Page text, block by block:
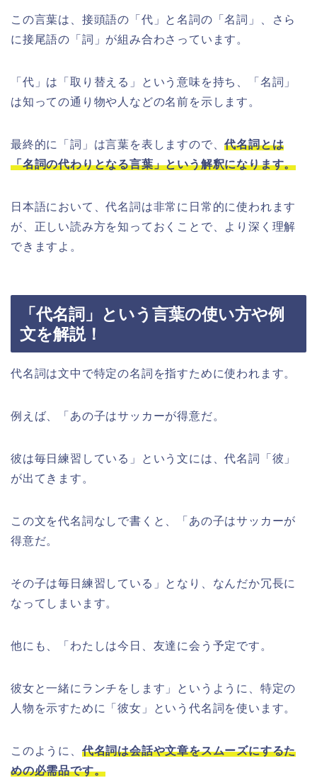
この言葉は、接頭語の「代」と名詞の「名詞」、さら
に接尾語の「詞」が組み合わさっています。
「代」は「取り替える」という意味を持ち、「名詞」
は知っての通り物や人などの名前を示します。
最終的に「詞」は言葉を表しますので、代名詞とは
「名詞の代わりとなる言葉」という解釈になります。
日本語において、代名詞は非常に日常的に使われます
が、正しい読み方を知っておくことで、より深く理解
できますよ。
「代名詞」という言葉の使い方や例
文を解説！
代名詞は文中で特定の名詞を指すために使われます。
例えば、「あの子はサッカーが得意だ。
彼は毎日練習している」という文には、代名詞「彼」
が出てきます。
この文を代名詞なしで書くと、「あの子はサッカーが
得意だ。
その子は毎日練習している」となり、なんだか冗長に
なってしまいます。
他にも、「わたしは今日、友達に会う予定です。
彼女と一緒にランチをします」というように、特定の
人物を示すために「彼女」という代名詞を使います。
このように、 代名詞は会話や文章をスムーズにするた
めの必需品です。